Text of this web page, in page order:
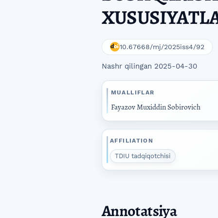
10.67668/mj/2025iss4/92
Nashr qilingan 2025-04-30
MUALLIFLAR
Fayazov Muxiddin Sobirovich
AFFILIATION
TDIU tadqiqotchisi
Annotatsiya